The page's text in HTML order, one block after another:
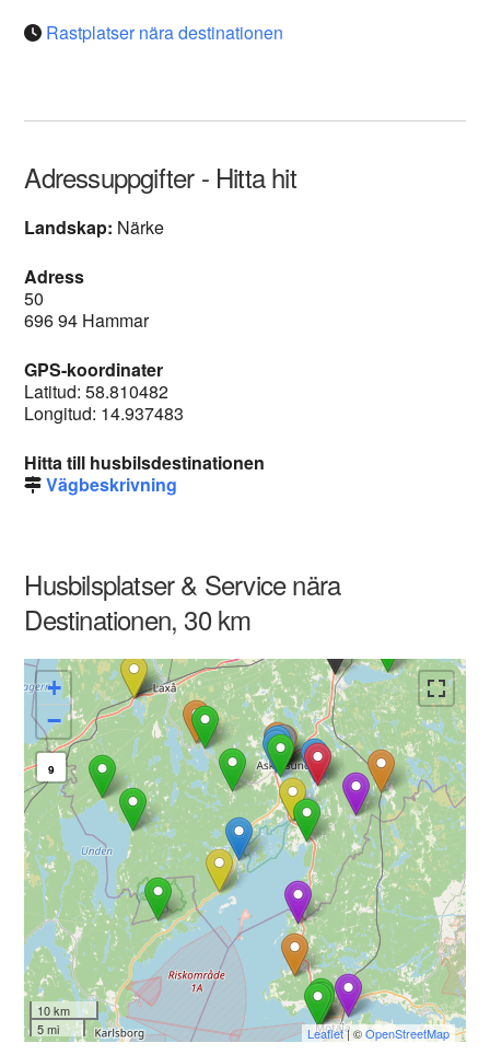
Rastplatser nära destinationen
Adressuppgifter - Hitta hit
Landskap: Närke
Adress
50
696 94 Hammar
GPS-koordinater
Latitud: 58.810482
Longitud: 14.937483
Hitta till husbilsdestinationen
Vägbeskrivning
Husbilsplatser & Service nära
Destinationen, 30 km
+
−
9
10 km
5 mi
Leaflet| ©OpenStreetMap